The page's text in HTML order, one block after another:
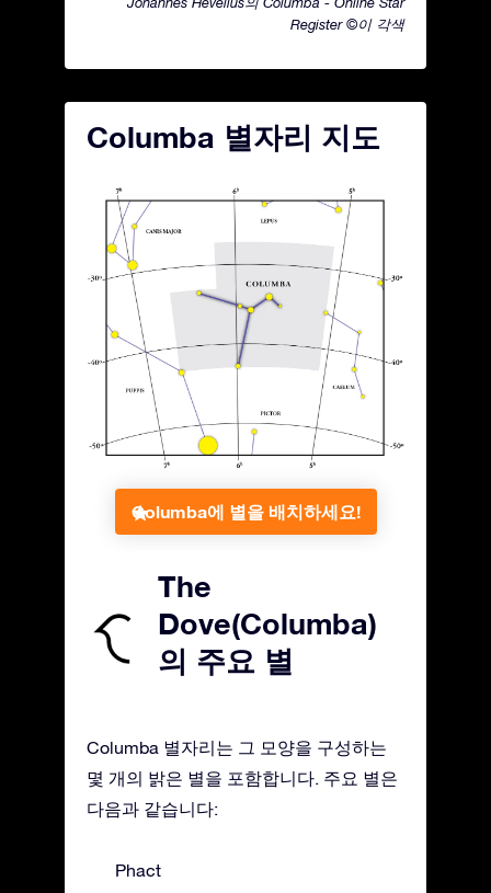
Register ©이 각색
Columba 별자리 지도
Columba에 별을 배치하세요!
The
Dove(Columba)
의 주요 별
Columba 별자리는 그 모양을 구성하는
몇 개의 밝은 별을 포함합니다. 주요 별은
다음과 같습니다:
Phact